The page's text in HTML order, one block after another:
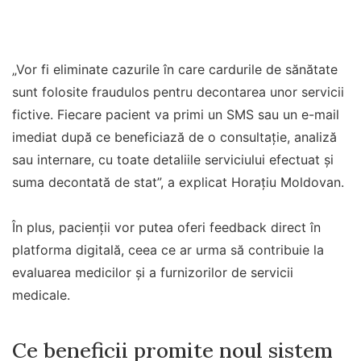
„Vor fi eliminate cazurile în care cardurile de sănătate
sunt folosite fraudulos pentru decontarea unor servicii
fictive. Fiecare pacient va primi un SMS sau un e-mail
imediat după ce beneficiază de o consultație, analiză
sau internare, cu toate detaliile serviciului efectuat și
suma decontată de stat”, a explicat Horațiu Moldovan.
În plus, pacienții vor putea oferi feedback direct în
platforma digitală, ceea ce ar urma să contribuie la
evaluarea medicilor și a furnizorilor de servicii
medicale.
Ce beneficii promite noul sistem